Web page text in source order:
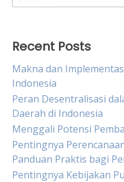
for:
Recent Posts
Makna dan
Indonesia
Peran Desentralisasi
Daerah di Indonesia
Menggali Potensi
Pentingnya
Panduan Praktis bagi
Pentingnya Kebijakan